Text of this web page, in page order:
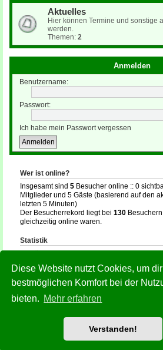
Diese Website nutzt Cookies, um
bestmöglichen Komfort bei der
bieten. Mehr erfahren
Verstanden!
Aktuelles
Hier können Termine und sonstige
werden.
Themen: 2
Anmelden
Benutzername:
Passwort:
Ich habe mein Passwort vergessen
Wer ist online?
Insgesamt sind 5 Besucher online :: 0
Mitglieder und 5 Gäste (basierend auf den
letzten 5 Minuten)
Der Besucherrekord liegt bei 130
gleichzeitig online waren.
Statistik
Beiträge insgesamt132• Themen
Foren-Übersicht
Powered byphpBB® Forum Software © phpBB
Nutzungsbedingungen